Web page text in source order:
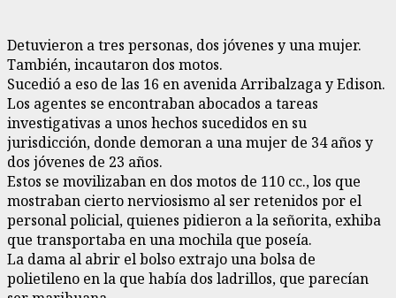
Detuvieron a tres personas, dos jóvenes y una mujer.
También, incautaron dos motos.
Sucedió a eso de las 16 en avenida Arribalzaga y Edison.
Los agentes se encontraban abocados a tareas
investigativas a unos hechos sucedidos en su
jurisdicción, donde demoran a una mujer de 34 años y
dos jóvenes de 23 años.
Estos se movilizaban en dos motos de 110 cc., los que
mostraban cierto nerviosismo al ser retenidos por el
personal policial, quienes pidieron a la señorita, exhiba
que transportaba en una mochila que poseía.
La dama al abrir el bolso extrajo una bolsa de
polietileno en la que había dos ladrillos, que parecían